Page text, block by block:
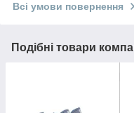
Всі умови повернення
Подібні товари